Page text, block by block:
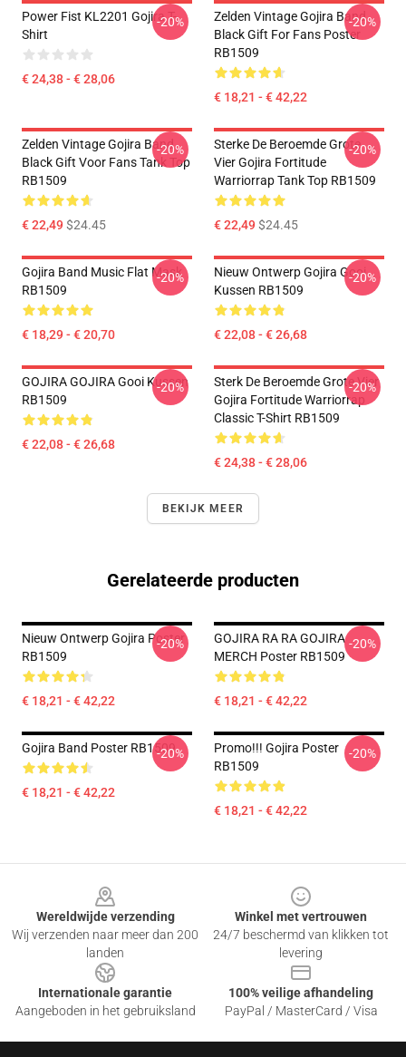
Power Fist KL2201 Gojira T-
Shirt
€ 24,38 - € 28,06
-20%
Zelden Vintage Gojira Band
Black Gift For Fans Poster
RB1509
€ 18,21 - € 42,22
-20%
Zelden Vintage Gojira Band
Black Gift Voor Fans Tank Top
RB1509
€ 22,49$24.45
-20%
Sterke De Beroemde Grote
Vier Gojira Fortitude
Warriorrap Tank Top RB1509
€ 22,49$24.45
-20%
Gojira Band Music Flat Mask
RB1509
€ 18,29 - € 20,70
-20%
Nieuw Ontwerp Gojira Gooi
Kussen RB1509
€ 22,08 - € 26,68
-20%
GOJIRA GOJIRA Gooi Kussen
RB1509
€ 22,08 - € 26,68
-20%
Sterk De Beroemde Grote Vier
Gojira Fortitude Warriorrap
Classic T-Shirt RB1509
€ 24,38 - € 28,06
-20%
BEKIJK MEER
Gerelateerde producten
Nieuw Ontwerp Gojira Poster
RB1509
€ 18,21 - € 42,22
-20%
GOJIRA RA RA GOJIRA
MERCH Poster RB1509
€ 18,21 - € 42,22
-20%
Gojira Band Poster RB1509
€ 18,21 - € 42,22
-20%
Promo!!! Gojira Poster
RB1509
€ 18,21 - € 42,22
-20%
Wereldwijde verzending
Wij verzenden naar meer dan 200
landen
Winkel met vertrouwen
24/7 beschermd van klikken tot
levering
Internationale garantie
Aangeboden in het gebruiksland
100% veilige afhandeling
PayPal / MasterCard / Visa